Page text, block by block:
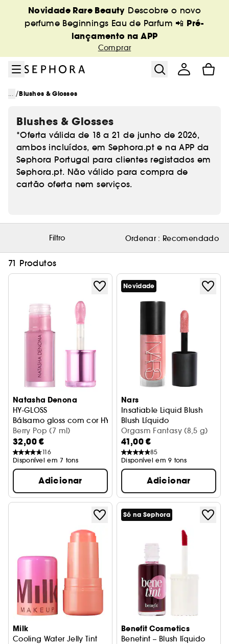
Ir para o menu
Ir para o conteúdo principal
Ir para o rodapé
Novidade Rare Beauty Descobre o novo
perfume Beginnings Eau de Parfum 📲 Pré-
lançamento na APP
Comprar
... /Blushes & Glosses
Blushes & Glosses
*Oferta válida de 18 a 21 de junho de 2026,
ambos incluídos, em Sephora.pt e na APP da
Sephora Portugal para clientes registados em
Sephora.pt. Não válido para compra de
cartão oferta nem serviços.
Filtro Ordenar : Recomendado
71 Produtos
Natasha Denona
HY-GLOSS
Bálsamo gloss com cor HY-BRID
Berry Pop (7 ml)
32,00 €
116
Disponível em 7 tons
Adicionar
Novidade
Nars
Insatiable Liquid Blush
Blush Líquido
Orgasm Fantasy (8,5 g)
41,00 €
85
Disponível em 9 tons
Adicionar
Milk
Cooling Water Jelly Tint
Só na Sephora
Benefit Cosmetics
Benetint – Blush líquido